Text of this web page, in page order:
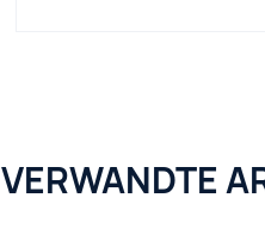
VERWANDTE